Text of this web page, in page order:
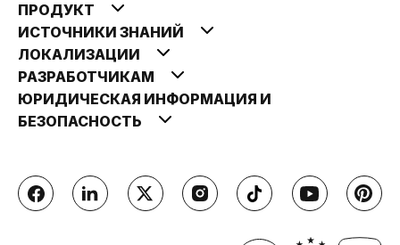
ПРОДУКТ
ИСТОЧНИКИ ЗНАНИЙ
ЛОКАЛИЗАЦИИ
РАЗРАБОТЧИКАМ
ЮРИДИЧЕСКАЯ ИНФОРМАЦИЯ И
БЕЗОПАСНОСТЬ